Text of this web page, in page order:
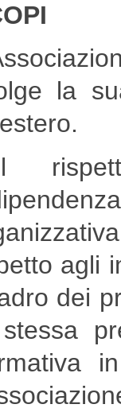
la
agli
dei